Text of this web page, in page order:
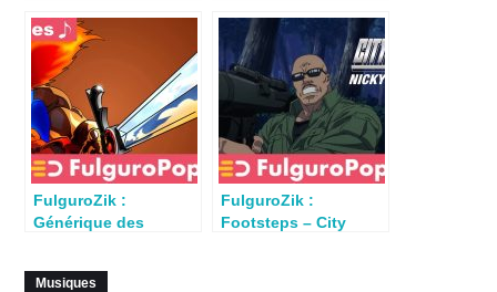
Yamamoto 1991)
FulguroZik :
Générique des
FulguroZik :
Footsteps – City
Musiques